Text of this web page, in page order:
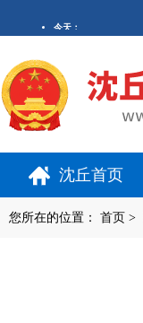
沈丘首页
您所在的位置： 首页 >